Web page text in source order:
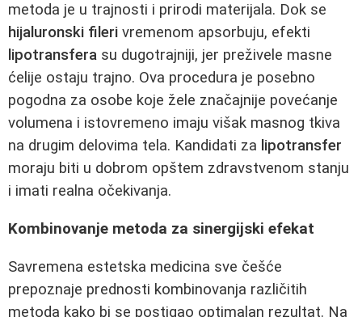
metoda je u trajnosti i prirodi materijala. Dok se
hijaluronski fileri vremenom apsorbuju, efekti
lipotransfera su dugotrajniji, jer preživele masne
ćelije ostaju trajno. Ova procedura je posebno
pogodna za osobe koje žele značajnije povećanje
volumena i istovremeno imaju višak masnog tkiva
na drugim delovima tela. Kandidati za lipotransfer
moraju biti u dobrom opštem zdravstvenom stanju
i imati realna očekivanja.
Kombinovanje metoda za sinergijski efekat
Savremena estetska medicina sve češće
prepoznaje prednosti kombinovanja različitih
metoda kako bi se postigao optimalan rezultat. Na